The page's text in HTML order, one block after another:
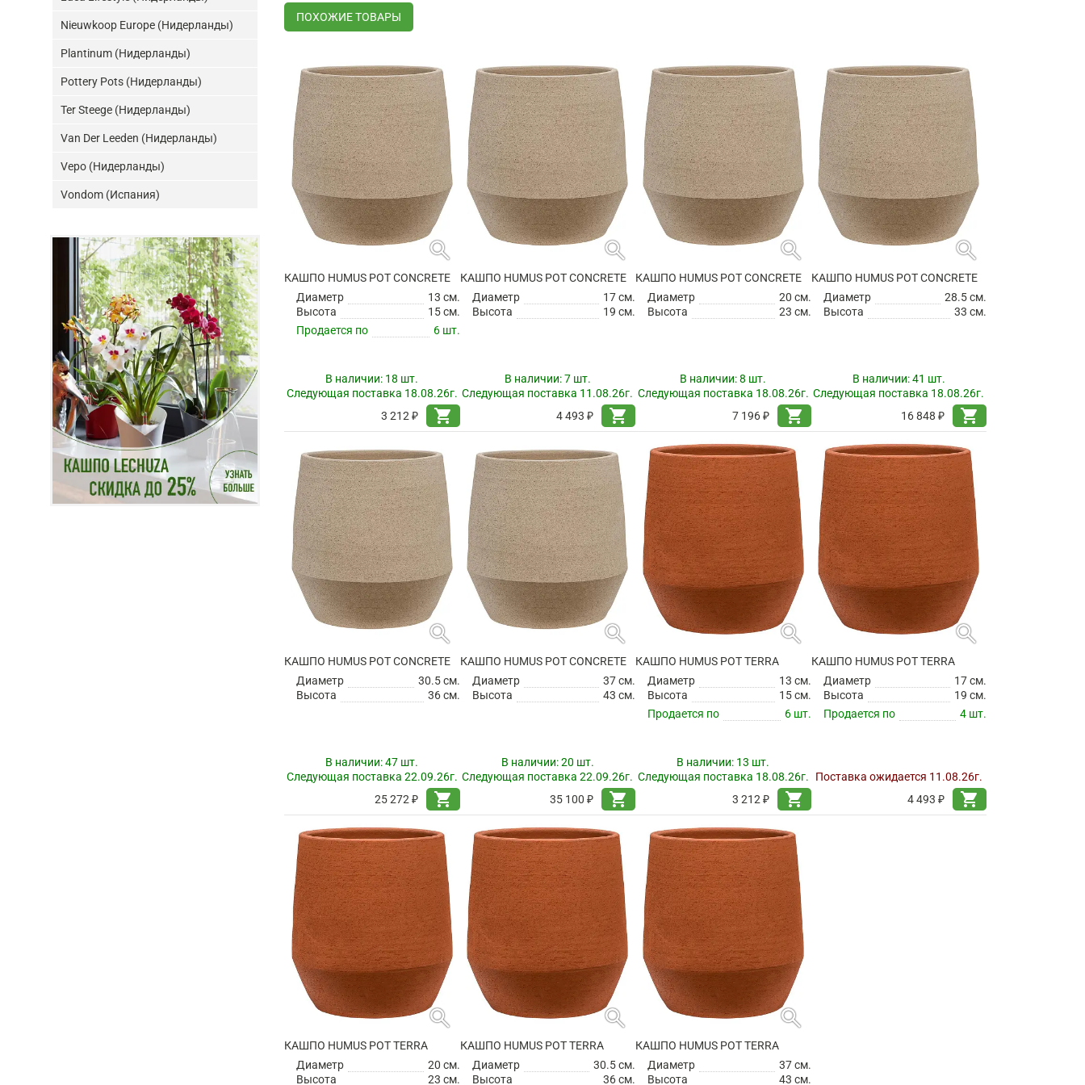
ПОХОЖИЕ ТОВАРЫ
search
КАШПО HUMUS POT CONCRETE
Диаметр
13 см.
Высота
15 см.
Продается по
6 шт.
В наличии: 18 шт.
Следующая поставка 18.08.26г.
3 212 ₽
shopping_cart
search
КАШПО HUMUS POT CONCRETE
Диаметр
17 см.
Высота
19 см.
В наличии:7 шт.
Следующая поставка 11.08.26г.
4 493 ₽
shopping_cart
search
КАШПО HUMUS POT CONCRETE
Диаметр
20 см.
Высота
23 см.
В наличии:8 шт.
Следующая поставка 18.08.26г.
7 196 ₽
shopping_cart
search
КАШПО HUMUS POT CONCRETE
Диаметр
28.5 см.
Высота
33 см.
В наличии:41 шт.
Следующая поставка 18.08.26г.
16 848 ₽
shopping_cart
search
КАШПО HUMUS POT CONCRETE
Диаметр
30.5 см.
Высота
36 см.
В наличии:47 шт.
Следующая поставка 22.09.26г.
25 272 ₽
shopping_cart
search
КАШПО HUMUS POT CONCRETE
Диаметр
37 см.
Высота
43 см.
В наличии:20 шт.
Следующая поставка 22.09.26г.
35 100 ₽
shopping_cart
search
КАШПО HUMUS POT TERRA
Диаметр
13 см.
Высота
15 см.
Продается по
6 шт.
В наличии: 13 шт.
Следующая поставка 18.08.26г.
3 212 ₽
shopping_cart
search
КАШПО HUMUS POT TERRA
Диаметр
17 см.
Высота
19 см.
Продается по
4 шт.
Поставка ожидается 11.08.26г.
4 493 ₽
shopping_cart
search
КАШПО HUMUS POT TERRA
Диаметр
20 см.
Высота
23 см.
search
КАШПО HUMUS POT TERRA
Диаметр
30.5 см.
Высота
36 см.
search
КАШПО HUMUS POT TERRA
Диаметр
37 см.
Высота
43 см.
Nieuwkoop Europe (Нидерланды)
Plantinum (Нидерланды)
Pottery Pots (Нидерланды)
Ter Steege (Нидерланды)
Van Der Leeden (Нидерланды)
Vepo (Нидерланды)
Vondom (Испания)